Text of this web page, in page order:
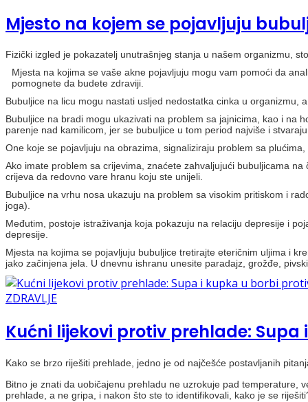
Mjesto na kojem se pojavljuju
Fizički izgled je pokazatelj unutrašnjeg stanja u našem organizmu,
Mjesta na kojima se vaše akne pojavljuju mogu vam pomoći da
pomognete da budete zdraviji.
Bubuljice na licu mogu nastati usljed nedostatka cinka u
Bubuljice na bradi mogu ukazivati na problem sa jajnicima, kao i na
parenje nad kamilicom, jer se bubuljice u tom period najviše i
One koje se pojavljuju na obrazima, signaliziraju problem sa
Ako imate problem sa crijevima, znaćete zahvaljujući bubuljicama
crijeva da redovno vare hranu koju ste unijeli.
Bubuljice na vrhu nosa ukazuju na problem sa visokim pritiskom i
joga).
Međutim, postoje istraživanja koja pokazuju na relaciju depresije i
depresije.
Mjesta na kojima se pojavljuju bubuljice tretirajte eteričnim uljima i
jako začinjena jela. U dnevnu ishranu unesite paradajz, grožđe,
ZDRAVLJE
Kućni lijekovi protiv prehlade:
Kako se brzo riješiti prehlade, jedno je od najčešće postavljanih
Bitno je znati da uobičajenu prehladu ne uzrokuje pad temperature,
prehlade, a ne gripa, i nakon što ste to identifikovali, kako je se